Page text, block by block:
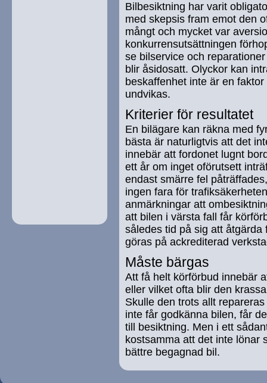
Bilbesiktning har varit
med skepsis fram emot den
mångt och mycket var
konkurrensutsättningen
se bilservice och
blir åsidosatt. Olyckor kan
beskaffenhet inte är en
undvikas.
Kriterier för resultatet
En bilägare kan räkna med
bästa är naturligtvis att det
innebär att fordonet lugnt
ett år om inget oförutsett
endast smärre fel
ingen fara för
anmärkningar att
att bilen i värsta fall får
således tid på sig att
göras på ackrediterad
Måste bärgas
Att få helt körförbud innebär
eller vilket ofta blir den
Skulle den trots allt
inte får godkänna bilen, får
till besiktning. Men i ett
kostsamma att det inte lönar
bättre begagnad bil.